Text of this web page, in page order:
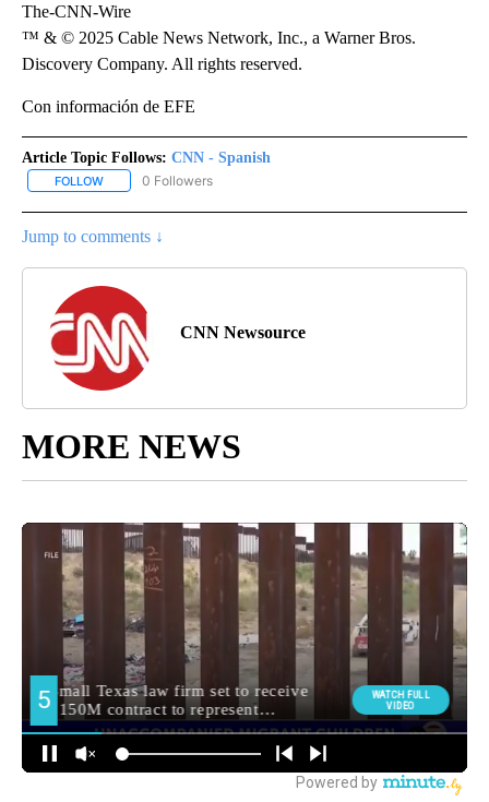
The-CNN-Wire
™ & © 2025 Cable News Network, Inc., a Warner Bros.
Discovery Company. All rights reserved.
Con información de EFE
Article Topic Follows: CNN - Spanish
FOLLOW FOLLOW "CNN - SPANISH" TO RECEIVE NOTIFICATIONS ABOUT
0 Followers
Jump to comments ↓
CNN Newsource
MORE NEWS